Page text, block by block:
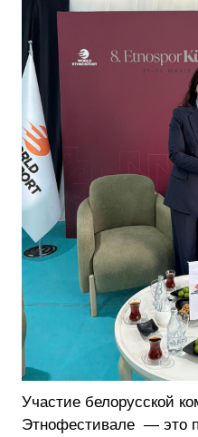
Участие белорусской
Этнофестивале — это